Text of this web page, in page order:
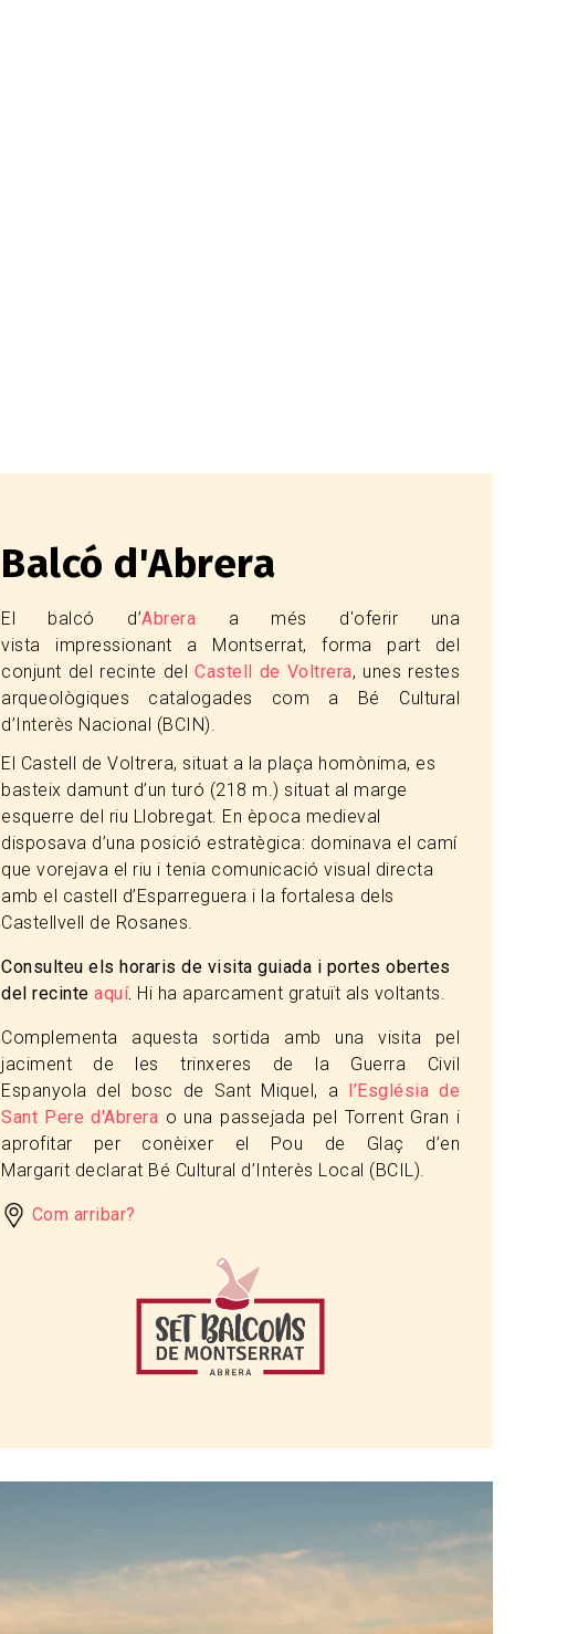
Balcó d'Abrera
El balcó d’Abrera a més d'oferir una
vista impressionant a Montserrat, forma part del
conjunt del recinte del Castell de Voltrera, unes restes
arqueològiques catalogades com a Bé Cultural
d’Interès Nacional (BCIN).
El Castell de Voltrera, situat a la plaça homònima, es
basteix damunt d’un turó (218 m.) situat al marge
esquerre del riu Llobregat. En època medieval
disposava d’una posició estratègica: dominava el camí
que vorejava el riu i tenia comunicació visual directa
amb el castell d’Esparreguera i la fortalesa dels
Castellvell de Rosanes.
Consulteu els horaris de visita guiada i portes obertes
del recinte aquí. Hi ha aparcament gratuït als voltants.
Complementa aquesta sortida amb una visita pel
jaciment de les trinxeres de la Guerra Civil
Espanyola del bosc de Sant Miquel, a l’Església de
Sant Pere d'Abrera o una passejada pel Torrent Gran i
aprofitar per conèixer el Pou de Glaç d’en
Margarit declarat Bé Cultural d’Interès Local (BCIL).
Com arribar?